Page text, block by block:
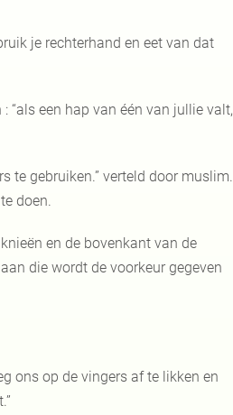
je rechterhand en eet van dat
“als een hap van één van jullie valt,
te gebruiken.” verteld door muslim.
doen.
en de bovenkant van de
die wordt de voorkeur gegeven
ons op de vingers af te likken en